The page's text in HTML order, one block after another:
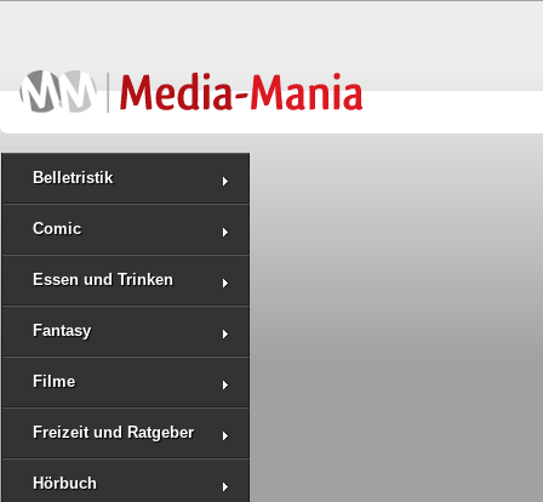
Belletristik
Comic
Essen und Trinken
Fantasy
Filme
Freizeit und Ratgeber
Hörbuch